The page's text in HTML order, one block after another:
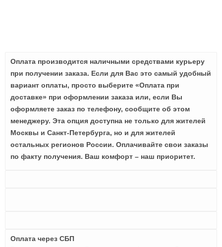
Оплата производится наличными средствами курьеру
при получении заказа. Если для Вас это самый удобный
вариант оплаты, просто выберите «Оплата при
доставке» при оформлении заказа или, если Вы
оформляете заказ по телефону, сообщите об этом
менеджеру. Эта опция доступна не только для жителей
Москвы и Санкт-Петербурга, но и для жителей
остальных регионов России. Оплачивайте свои заказы
по факту получения. Ваш комфорт – наш приоритет.
Оплата через СБП